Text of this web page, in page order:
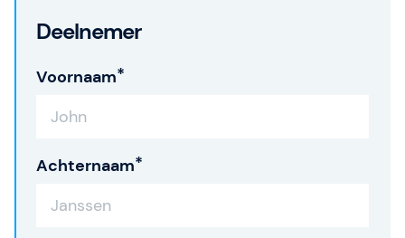
Deelnemer
Voornaam
Achternaam